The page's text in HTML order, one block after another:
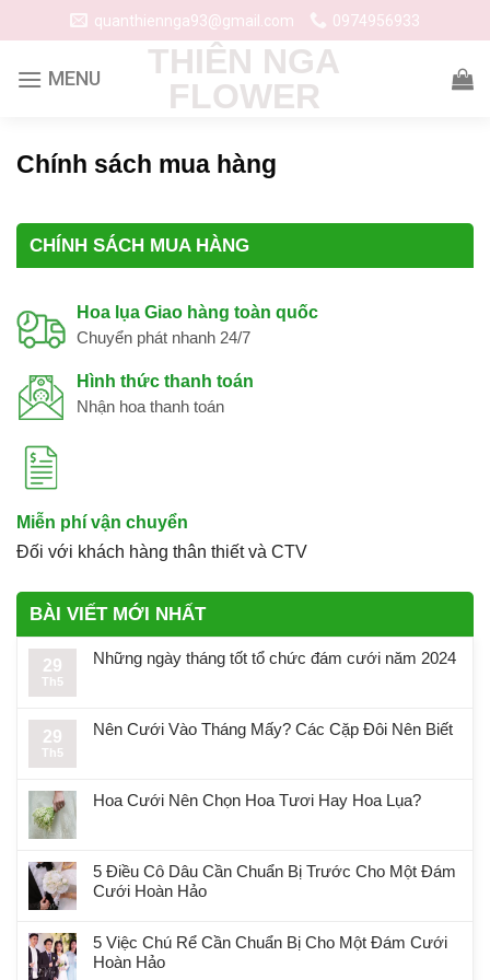
to
content
quanthiennga93@gmail.com 0974956933
THIÊN NGA
FLOWER
Chính sách mua hàng
CHÍNH SÁCH MUA HÀNG
Hoa lụa Giao hàng toàn quốc
Chuyển phát nhanh 24/7
Hình thức thanh toán
Nhận hoa thanh toán
Miễn phí vận chuyển
Đối với khách hàng thân thiết và CTV
BÀI VIẾT MỚI NHẤT
29
Th5
Những ngày tháng tốt tổ chức đám cưới năm 2024
29
Th5
Nên Cưới Vào Tháng Mấy? Các Cặp Đôi Nên Biết
Hoa Cưới Nên Chọn Hoa Tươi Hay Hoa Lụa?
5 Điều Cô Dâu Cần Chuẩn Bị Trước Cho Một Đám
Cưới Hoàn Hảo
5 Việc Chú Rể Cần Chuẩn Bị Cho Một Đám Cưới
Hoàn Hảo